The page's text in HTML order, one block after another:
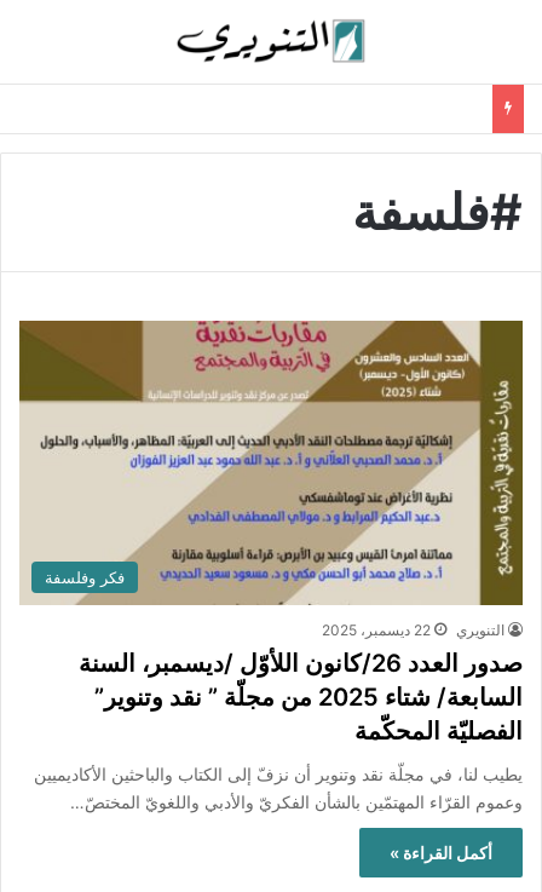
#فلسفة
فكر وفلسفة
التنويري 22 ديسمبر، 2025
صدور العدد 26/كانون اللأوّل /ديسمبر، السنة
السابعة/ شتاء 2025 من مجلّة ” نقد وتنوير”
الفصليّة المحكّمة
يطيب لنا، في مجلّة نقد وتنوير أن نزفّ إلى الكتاب والباحثين الأكاديميين
وعموم القرّاء المهتمّين بالشأن الفكريّ والأدبي واللغويّ المختصّ…
أكمل القراءة »